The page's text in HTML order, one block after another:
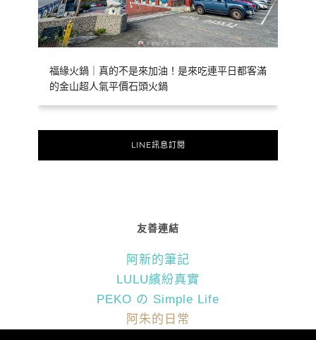
福緣火鍋｜真的不是來加油！是來吃連平日都客滿
的金山超人氣平價石頭火鍋
LINE訊息訂閱
友善連結
阿新的筆記
LULU繽紛真實
PEKO の Simple Life
阿朱的日常